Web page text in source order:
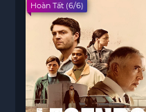
Hoàn Tất (6/6)